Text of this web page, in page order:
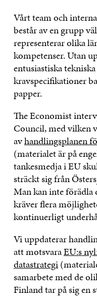
Vårt team och
består av en grupp
representerar olika
kompetenser. Utan
entusiastiska
kravspecifikationer
papper.
The Economist
Council, med vilken
avhandlingsplanen
(materialet är på
tankesmedja i EU
sträckt sig från
Man kan inte förädla
kräver flera
kontinuerligt
Vi uppdaterar
att motsvaraEU:s
datastrategi
samarbete med de
Finland tar på sig en